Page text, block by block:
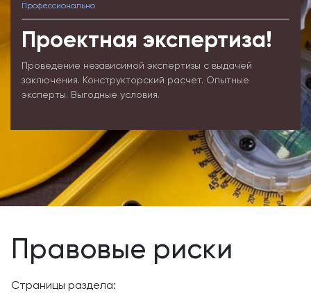
Профессионально
Проектная экспертиза!
Проведение независимой экспертизы с выдачей
заключения. Конструкторский расчет. Опытные
эксперты. Выгодные условия.
Правовые риски
Страницы раздела: